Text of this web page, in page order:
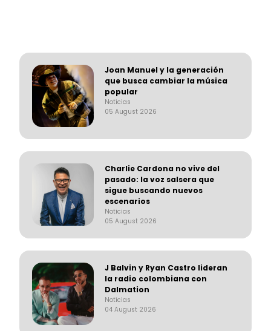
Joan Manuel y la generación
que busca cambiar la música
popular
Noticias
05 August 2026
Charlie Cardona no vive del
pasado: la voz salsera que
sigue buscando nuevos
escenarios
Noticias
05 August 2026
J Balvin y Ryan Castro lideran
la radio colombiana con
Dalmation
Noticias
04 August 2026